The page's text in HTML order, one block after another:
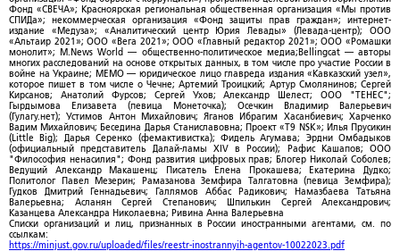
Фонд «СВЕЧА»; Красноярская региональная общественная организация «Мы против
СПИДа»; некоммерческая организация «Фонд защиты прав граждан»; интернет-
издание «Медуза»; «Аналитический центр Юрия Левады» (Левада-центр); ООО
«Альтаир 2021»; ООО «Вега 2021»; ООО «Главный редактор 2021»; ООО «Ромашки
монолит»; M.News World — общественно-политическое медиа;Bellingcat — авторы
многих расследований на основе открытых данных, в том числе про участие России в
войне на Украине; МЕМО — юридическое лицо главреда издания «Кавказский узел»,
которое пишет в том числе о Чечне; Артемий Троицкий; Артур Смолянинов; Сергей
Кирсанов; Анатолий Фурсов; Сергей Ухов; Александр Шелест; ООО "ТЕНЕС";
Гырдымова Елизавета (певица Монеточка); Осечкин Владимир Валерьевич
(Гулагу.нет); Устимов Антон Михайлович; Яганов Ибрагим Хасанбиевич; Харченко
Вадим Михайлович; Беседина Дарья Станиславовна; Проект «T9 NSK»; Илья Прусикин
(Little Big); Дарья Серенко (фемактивистка); Фидель Агумава; Эрдни Омбадыков
(официальный представитель Далай-ламы XIV в России); Рафис Кашапов; ООО
"Философия ненасилия"; Фонд развития цифровых прав; Блогер Николай Соболев;
Ведущий Александр Макашенц; Писатель Елена Прокашева; Екатерина Дудко;
Политолог Павел Мезерин; Рамазанова Земфира Талгатовна (певица Земфира);
Гудков Дмитрий Геннадьевич; Галлямов Аббас Радикович; Намазбаева Татьяна
Валерьевна; Асланян Сергей Степанович; Шпилькин Сергей Александрович;
Казанцева Александра Николаевна; Ривина Анна Валерьевна
Списки организаций и лиц, признанных в России иностранными агентами, см. по
ссылкам:
https://minjust.gov.ru/uploaded/files/reestr-inostrannyih-agentov-10022023.pdf